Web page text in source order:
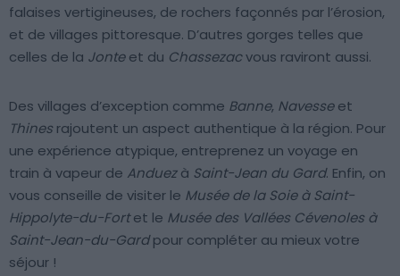
falaises vertigineuses, de rochers façonnés par l’érosion,
et de villages pittoresque. D’autres gorges telles que
celles de la Jonteet du Chassezacvous raviront aussi.
Des villages d’exception comme Banne, Navesseet
Thines rajoutent un aspect authentique à la région. Pour
une expérience atypique, entreprenez un voyage en
train à vapeur de Anduezà Saint-Jean du Gard. Enfin, on
vous conseille de visiter le Musée de la Soie à Saint-
Hippolyte-du-Fortet le Musée des Vallées Cévenoles à
Saint-Jean-du-Gardpour compléter au mieux votre
séjour !